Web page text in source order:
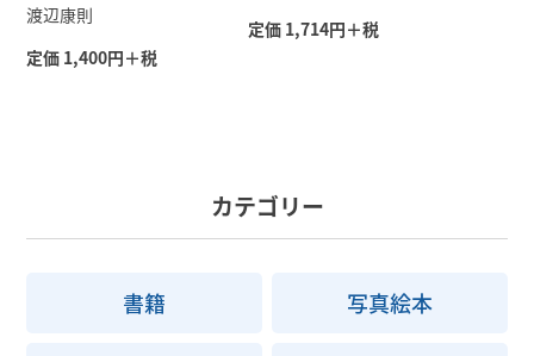
渡辺康則
定価 1,400円＋税
定価 1,714円＋税
カテゴリー
書籍 写真絵本